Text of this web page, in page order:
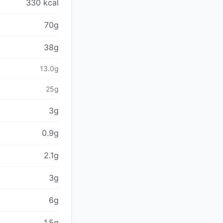
330 kcal
70g
38g
13.0g
25g
3g
0.9g
2.1g
3g
6g